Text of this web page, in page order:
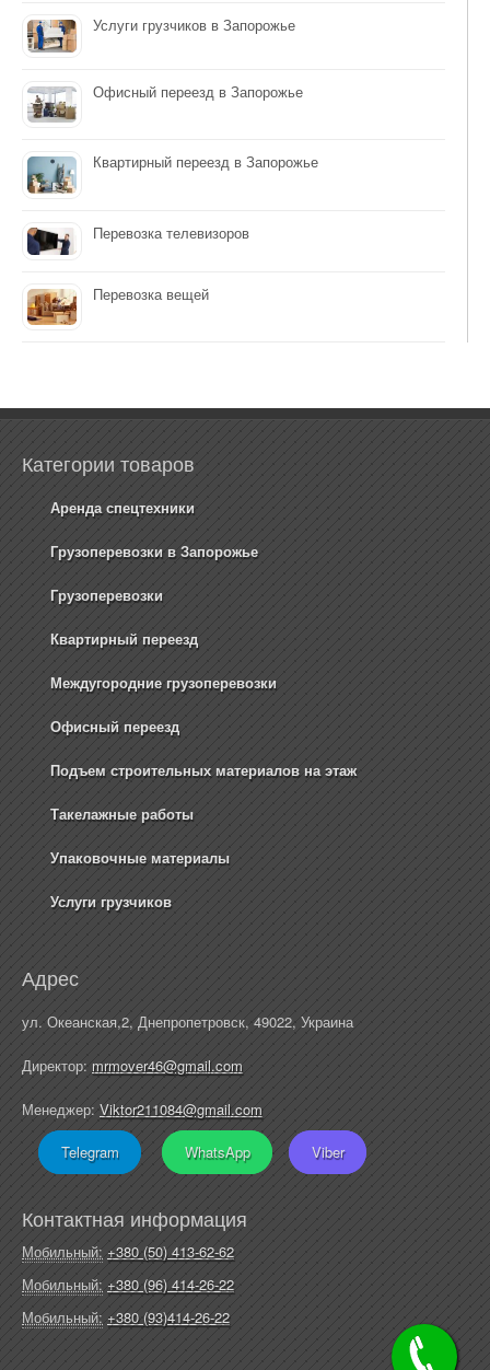
Услуги грузчиков в Запорожье
Офисный переезд в Запорожье
Квартирный переезд в Запорожье
Перевозка телевизоров
Перевозка вещей
Категории товаров
Аренда спецтехники
Грузоперевозки в Запорожье
Грузоперевозки
Квартирный переезд
Междугородние грузоперевозки
Офисный переезд
Подъем строительных материалов на этаж
Такелажные работы
Упаковочные материалы
Услуги грузчиков
Адрес
ул. Океанская,2, Днепропетровск, 49022, Украина
Директор: mrmover46@gmail.com
Менеджер: Viktor211084@gmail.com
Telegram WhatsApp Viber
Контактная информация
Мобильный: +380 (50) 413-62-62
Мобильный: +380 (96) 414-26-22
Мобильный: +380 (93)414-26-22